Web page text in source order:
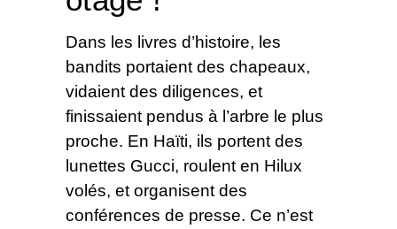
Dans les livres d’histoire, les
bandits portaient des chapeaux,
vidaient des diligences, et
finissaient pendus à l’arbre le plus
proche. En Haïti, ils portent des
lunettes Gucci, roulent en Hilux
volés, et organisent des
conférences de presse. Ce n’est